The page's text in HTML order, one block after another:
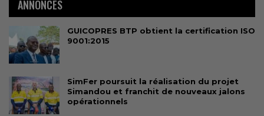
ANNONCES
GUICOPRES BTP obtient la certification ISO
9001:2015
SimFer poursuit la réalisation du projet
Simandou et franchit de nouveaux jalons
opérationnels